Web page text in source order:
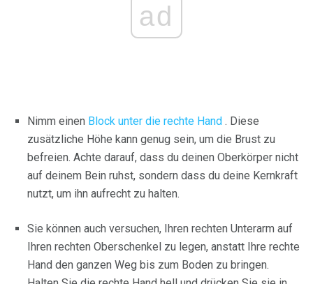
ad
Nimm einen Block unter die rechte Hand . Diese
zusätzliche Höhe kann genug sein, um die Brust zu
befreien. Achte darauf, dass du deinen Oberkörper nicht
auf deinem Bein ruhst, sondern dass du deine Kernkraft
nutzt, um ihn aufrecht zu halten.
Sie können auch versuchen, Ihren rechten Unterarm auf
Ihren rechten Oberschenkel zu legen, anstatt Ihre rechte
Hand den ganzen Weg bis zum Boden zu bringen.